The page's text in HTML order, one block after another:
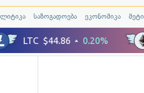
საზოგადოება ეკონომიკა მეტი